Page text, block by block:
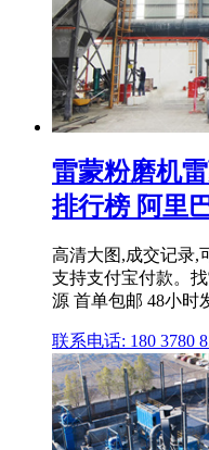
雷蒙粉磨机
排行榜 阿里
高清大图,成交记录,
支持支付宝付款。
源 首单包邮 48小时
联系电话: 180 3780